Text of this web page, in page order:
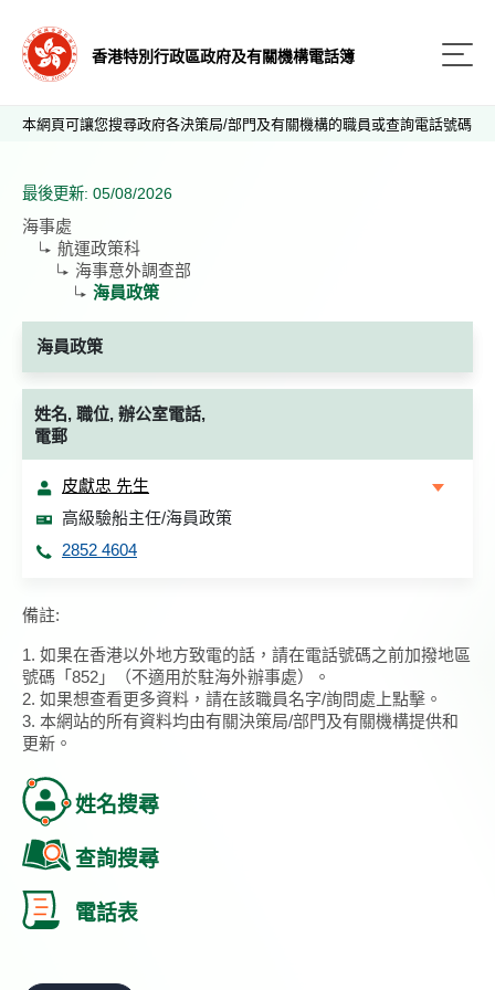
香港特別行政區政府及有關機構電話簿
本網頁可讓您搜尋政府各決策局/部門及有關機構的職員或查詢電話號碼
最後更新: 05/08/2026
海事處
航運政策科
海事意外調查部
海員政策
海員政策
姓名, 職位, 辦公室電話,
電郵
皮獻忠 先生
高級驗船主任/海員政策
2852 4604
備註:
1. 如果在香港以外地方致電的話，請在電話號碼之前加撥地區
號碼「852」（不適用於駐海外辦事處）。
2. 如果想查看更多資料，請在該職員名字/詢問處上點擊。
3. 本網站的所有資料均由有關決策局/部門及有關機構提供和
更新。
姓名搜尋
查詢搜尋
電話表